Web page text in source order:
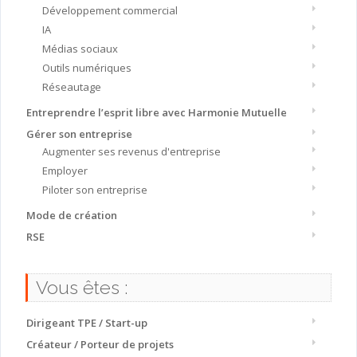
Développement commercial
IA
Médias sociaux
Outils numériques
Réseautage
Entreprendre l’esprit libre avec Harmonie Mutuelle
Gérer son entreprise
Augmenter ses revenus d'entreprise
Employer
Piloter son entreprise
Mode de création
RSE
Vous êtes :
Dirigeant TPE / Start-up
Créateur / Porteur de projets